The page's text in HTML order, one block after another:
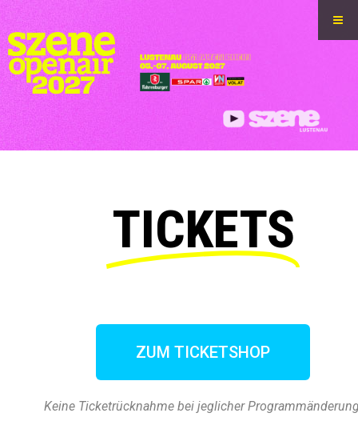
TICKETS
ZUM TICKETSHOP
Keine Ticketrücknahme bei jeglicher